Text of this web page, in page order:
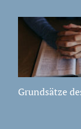
Grundsätze